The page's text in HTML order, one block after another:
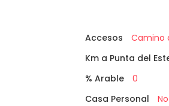
Accesos
Camino
Km a Punta del
% Arable
0
Casa Personal
No